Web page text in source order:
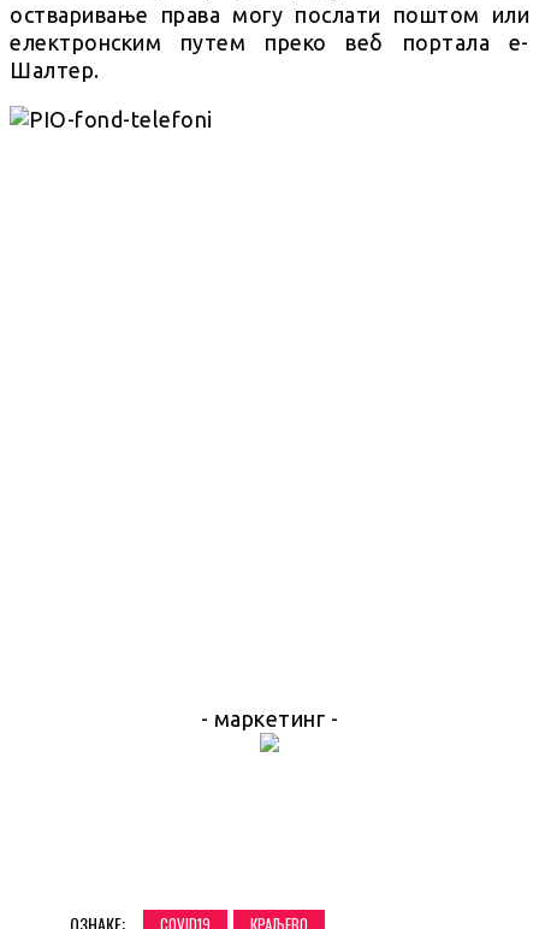
остваривање права могу послати поштом или
електронским путем преко веб портала е-
Шалтер.
- маркетинг -
ОЗНАКЕ: COVID19 КРАЉЕВО